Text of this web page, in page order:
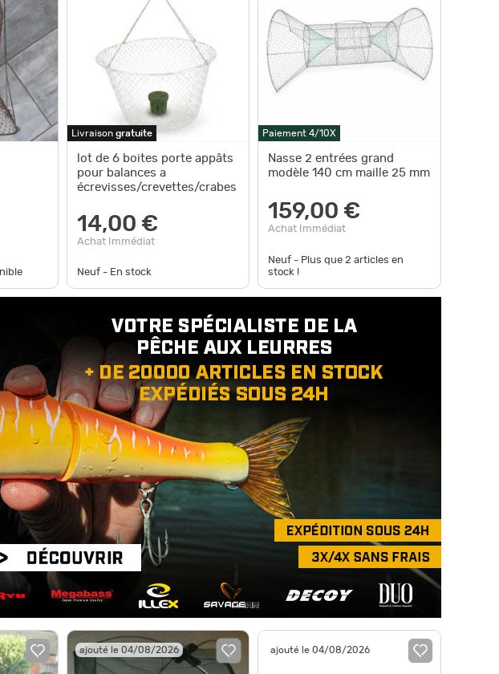
Livraison gratuite
lot de 6 boites porte appâts
pour balances a
écrevisses/crevettes/crabes
14,00 €
Achat Immédiat
Neuf - En stock
Paiement 4/10X
Nasse 2 entrées grand
modèle 140 cm maille 25 mm
159,00 €
Achat Immédiat
Neuf - Plus que2 articles en
stock !
ajouté le 04/08/2026 ajouté le 04/08/2026